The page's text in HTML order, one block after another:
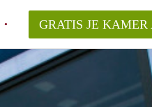
in Utrecht?
GRATIS JE